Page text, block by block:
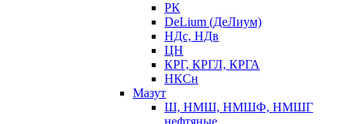
РК
DeLium (ДеЛиум)
НДс, НДв
ЦН
КРГ, КРГЛ, КРГА
НКСн
Мазут
Ш, НМШ, НМШФ, НМШГ
нефтяные